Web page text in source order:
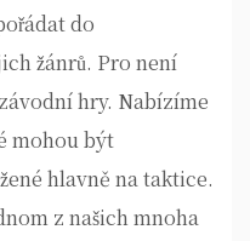
do
žánrů. Pro není
hry. Nabízíme
mohou být
hlavně na taktice.
z našich mnoha